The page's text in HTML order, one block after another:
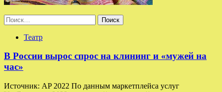
Найти:
Театр
В России вырос спрос на клининг и «мужей на
час»
Источник: AP 2022 По данным маркетплейса услуг